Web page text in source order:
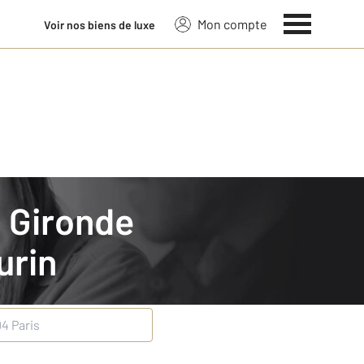
Voir nos biens de luxe Mon compte